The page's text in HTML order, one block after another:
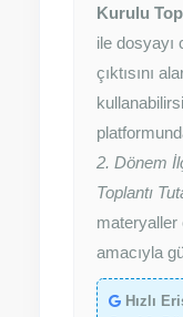
Kurulu
ile dosyayı
çıktısını
2. Dönem
Toplantı
materyaller
amacıyla
Hızlı